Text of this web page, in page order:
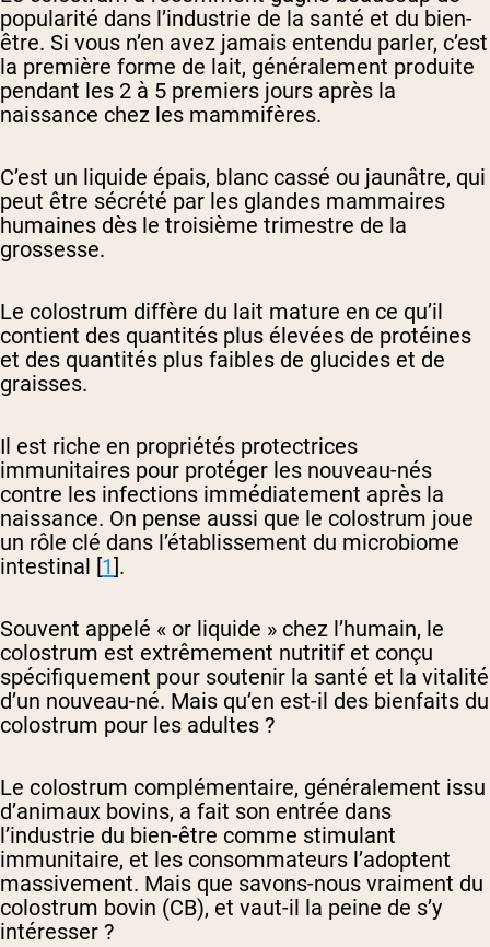
popularité dans l’industrie de la santé et du bien-
être. Si vous n’en avez jamais entendu parler, c’est
la première forme de lait, généralement produite
pendant les 2 à 5 premiers jours après la
naissance chez les mammifères.
C’est un liquide épais, blanc cassé ou jaunâtre, qui
peut être sécrété par les glandes mammaires
humaines dès le troisième trimestre de la
grossesse.
Le colostrum diffère du lait mature en ce qu’il
contient des quantités plus élevées de protéines
et des quantités plus faibles de glucides et de
graisses.
Il est riche en propriétés protectrices
immunitaires pour protéger les nouveau-nés
contre les infections immédiatement après la
naissance. On pense aussi que le colostrum joue
un rôle clé dans l’établissement du microbiome
intestinal [1].
Souvent appelé « or liquide » chez l’humain, le
colostrum est extrêmement nutritif et conçu
spécifiquement pour soutenir la santé et la vitalité
d’un nouveau-né. Mais qu’en est-il des bienfaits du
colostrum pour les adultes ?
Le colostrum complémentaire, généralement issu
d’animaux bovins, a fait son entrée dans
l’industrie du bien-être comme stimulant
immunitaire, et les consommateurs l’adoptent
massivement. Mais que savons-nous vraiment du
colostrum bovin (CB), et vaut-il la peine de s’y
intéresser ?